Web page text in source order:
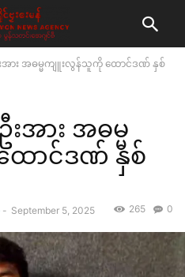
းအား အဓမ္မကျူးလွန်သူကို ထောင်ဒဏ် နှစ်
အား အဓမ္မ
ာင်ဒဏ် နှစ်
- September 5, 2025 0
265